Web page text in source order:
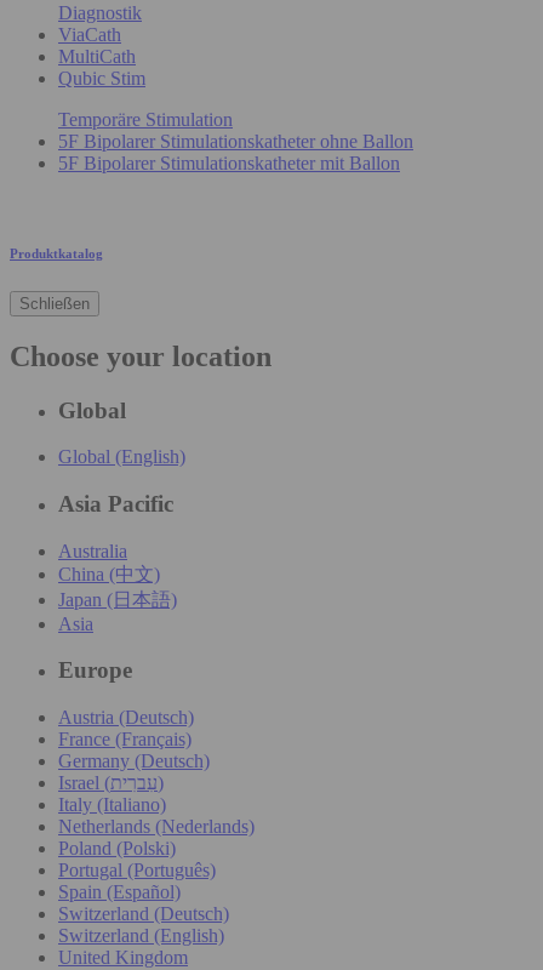
Diagnostik
ViaCath
MultiCath
Qubic Stim
Temporäre Stimulation
5F Bipolarer Stimulationskatheter ohne Ballon
5F Bipolarer Stimulationskatheter mit Ballon
Produktkatalog
Schließen
Choose your location
Global
Global (English)
Asia Pacific
Australia
China (中文)
Japan (日本語)
Asia
Europe
Austria (Deutsch)
France (Français)
Germany (Deutsch)
Israel (עִברִית)
Italy (Italiano)
Netherlands (Nederlands)
Poland (Polski)
Portugal (Português)
Spain (Español)
Switzerland (Deutsch)
Switzerland (English)
United Kingdom